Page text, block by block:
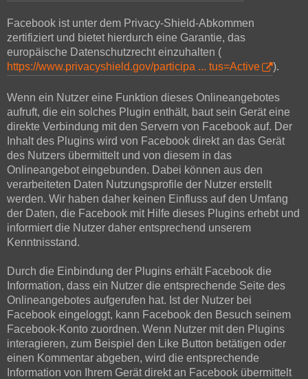
Facebook ist unter dem Privacy-Shield-Abkommen
zertifiziert und bietet hierdurch eine Garantie, das
europäische Datenschutzrecht einzuhalten (
https://www.privacyshield.gov/participa ... tus=Active
).
Wenn ein Nutzer eine Funktion dieses Onlineangebotes
aufruft, die ein solches Plugin enthält, baut sein Gerät eine
direkte Verbindung mit den Servern von Facebook auf. Der
Inhalt des Plugins wird von Facebook direkt an das Gerät
des Nutzers übermittelt und von diesem in das
Onlineangebot eingebunden. Dabei können aus den
verarbeiteten Daten Nutzungsprofile der Nutzer erstellt
werden. Wir haben daher keinen Einfluss auf den Umfang
der Daten, die Facebook mit Hilfe dieses Plugins erhebt und
informiert die Nutzer daher entsprechend unserem
Kenntnisstand.
Durch die Einbindung der Plugins erhält Facebook die
Information, dass ein Nutzer die entsprechende Seite des
Onlineangebotes aufgerufen hat. Ist der Nutzer bei
Facebook eingeloggt, kann Facebook den Besuch seinem
Facebook-Konto zuordnen. Wenn Nutzer mit den Plugins
interagieren, zum Beispiel den Like Button betätigen oder
einen Kommentar abgeben, wird die entsprechende
Information von Ihrem Gerät direkt an Facebook übermittelt